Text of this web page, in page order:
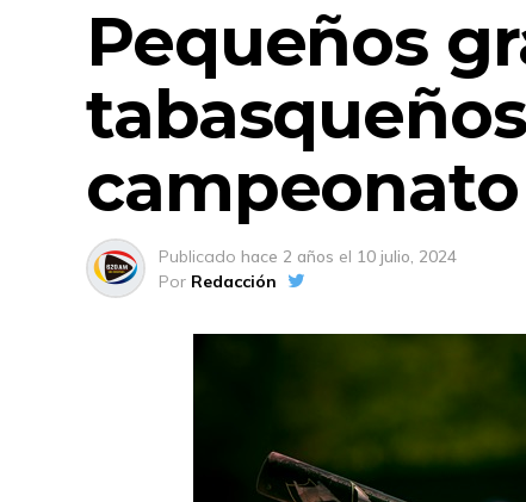
Pequeños
Publicado hace 2 años el 10 julio, 2024
Por Redacción